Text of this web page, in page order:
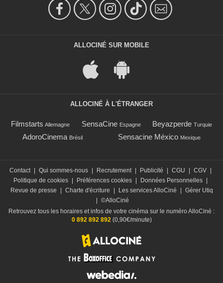
ALLOCINÉ SUR MOBILE
ALLOCINÉ À L'ÉTRANGER
Filmstarts Allemagne SensaCine Espagne Beyazperde Turquie
AdoroCinema Brésil Sensacine México Mexique
Contact | Qui sommes-nous | Recrutement | Publicité | CGU | CGV |
Politique de cookies | Préférences cookies | Données Personnelles |
Revue de presse
| Charte d'écriture | Les services AlloCiné | Gérer Utiq
| ©AlloCiné
Retrouvez tous les horaires et infos de votre cinéma sur le numéro AlloCiné :
0 892 892 892 (0,90€/minute)